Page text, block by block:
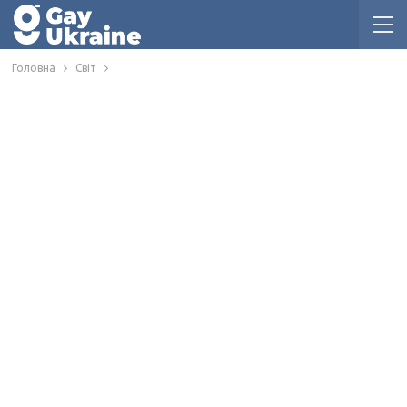
Головна Світ